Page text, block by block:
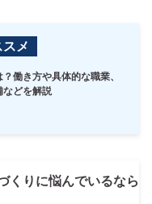
メ
働き方や具体的な職業、
などを解説
くりに悩んでいるなら